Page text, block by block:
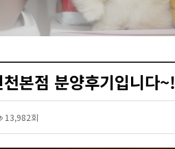
본점 분양후기입니다~!
13,982회